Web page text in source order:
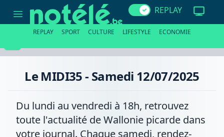
MIDI35
REPLAY
REPLAY SPORT CULTURE LIFESTYLE ECONOMIE
Le MIDI35 - Samedi 12/07/2025
Du lundi au vendredi à 18h, retrouvez
toute l'actualité de Wallonie picarde dans
votre journal. Chaque samedi, rendez-